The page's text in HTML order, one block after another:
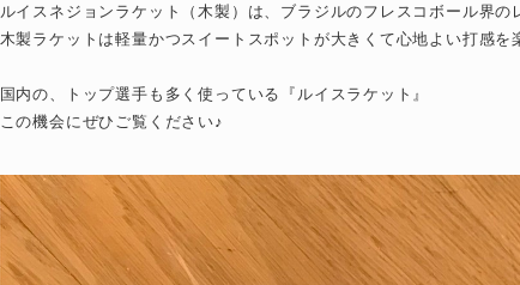
ルイスネジョンラケット（木製）は、ブラジルのフレスコボール界
木製ラケットは軽量かつスイートスポットが大きくて心地よい打感を
国内の、トップ選手も多く使っている『ルイスラケット』
この機会にぜひご覧ください♪